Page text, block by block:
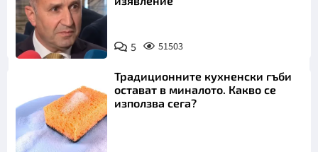
5 51503
Традиционните кухненски гъби
остават в миналото. Какво се
използва сега?